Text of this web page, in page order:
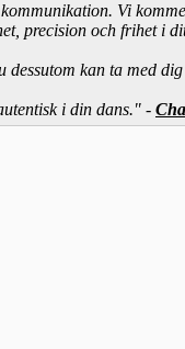
Vi
precision och frihet i
kan ta med
i din dans." -